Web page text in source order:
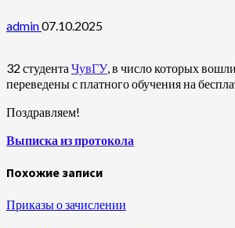
admin07.10.2025
32 студента ЧувГУ, в число которых
переведены с платного обучения на
Поздравляем!
Выписка из протокола
Похожие записи
Приказы о зачислении